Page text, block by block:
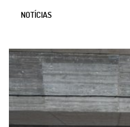
NOTÍCIAS